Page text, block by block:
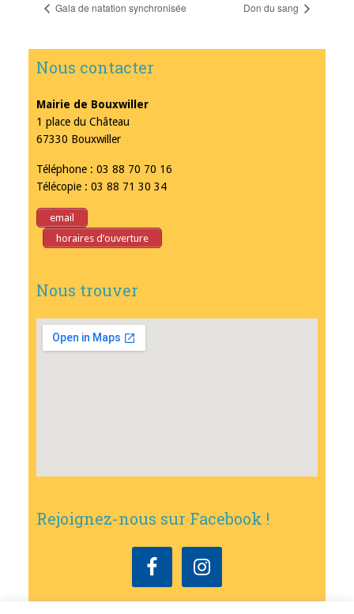
Gala de natation synchronisée Don du sang
Nous contacter
Mairie de Bouxwiller
1 place du Château
67330 Bouxwiller
Téléphone : 03 88 70 70 16
Télécopie : 03 88 71 30 34
email
horaires d’ouverture
Nous trouver
Rejoignez-nous sur Facebook !